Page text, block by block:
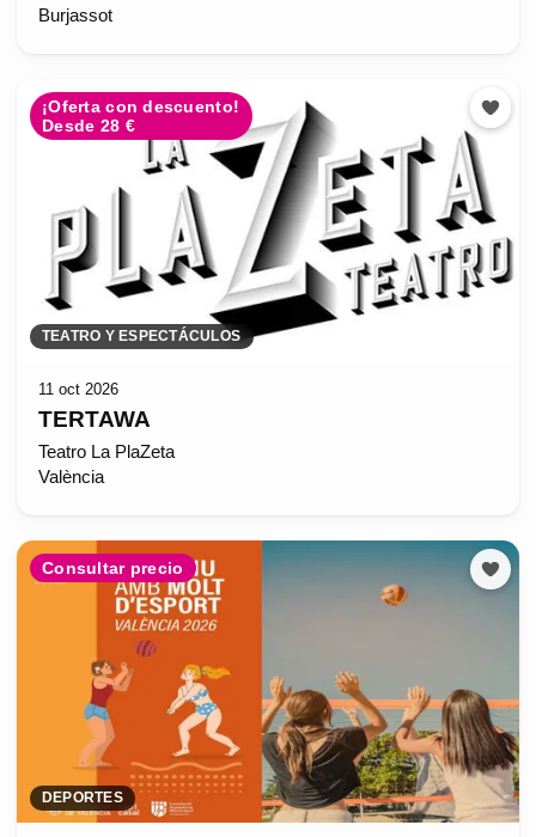
Burjassot
¡Oferta con descuento!
Desde 28 €
TEATRO Y ESPECTÁCULOS
11 oct 2026
TERTAWA
Teatro La PlaZeta
València
Consultar precio
DEPORTES